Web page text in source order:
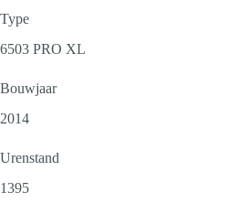
Type
6503 PRO XL
Bouwjaar
2014
Urenstand
1395